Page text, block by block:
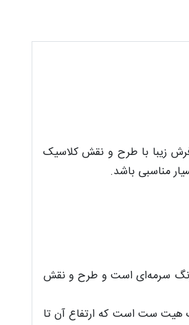
زیبا با طرح و نقش کلاسیک
به رنگ‌ سرمه‌ای است و طرح و نقش
زمرد مشهد در این مدل 595000 است‌. جنس نخ خاب فرش کد 25028 صددرصد اکریلیک هیت ست است که ارتفاع آن تا